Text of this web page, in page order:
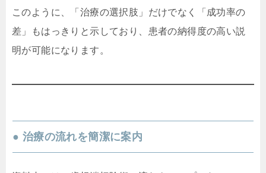
このように、「治療の選択肢」だけでなく「成功率の
差」もはっきりと示しており、患者の納得度の高い説
明が可能になります。
● 治療の流れを簡潔に案内